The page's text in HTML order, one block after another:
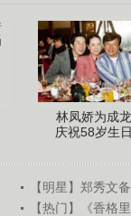
林凤娇为成龙
庆祝58岁生
【明星】郑秀文
【热门】《香格